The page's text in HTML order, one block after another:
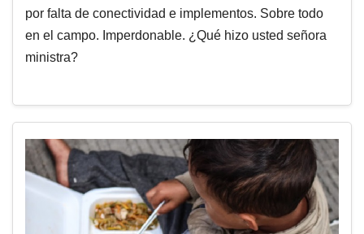
por falta de conectividad e implementos. Sobre todo
en el campo. Imperdonable. ¿Qué hizo usted señora
ministra?